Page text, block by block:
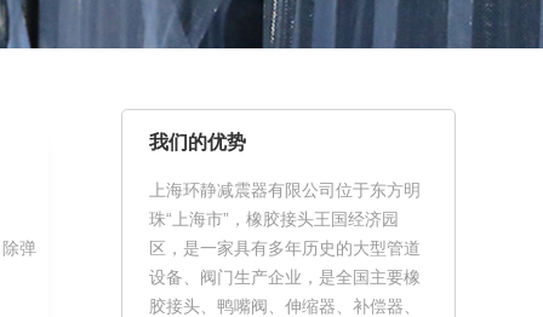
弹
我们的优势
上海环静减震器有限公司位于东方明
珠“上海市”，橡胶接头王国经济园
区，是一家具有多年历史的大型管道
设备、阀门生产企业，是全国主要橡
胶接头、鸭嘴阀、伸缩器、补偿器、